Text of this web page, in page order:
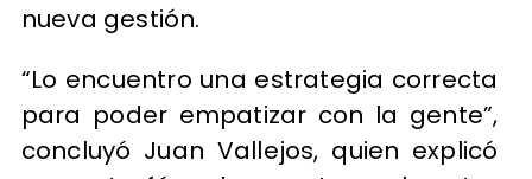
nueva gestión.
“Lo encuentro una estrategia correcta
para poder empatizar con la gente”,
concluyó Juan Vallejos, quien explicó